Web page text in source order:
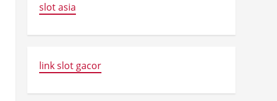
slot asia
link slot gacor